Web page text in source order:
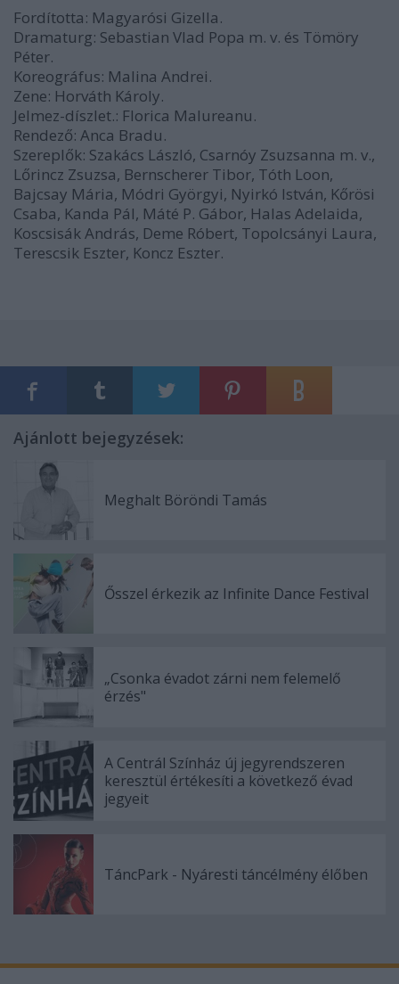
Fordította: Magyarósi Gizella.
Dramaturg: Sebastian Vlad Popa m. v. és Tömöry
Péter.
Koreográfus: Malina Andrei.
Zene: Horváth Károly.
Jelmez-díszlet.: Florica Malureanu.
Rendező: Anca Bradu.
Szereplők: Szakács László, Csarnóy Zsuzsanna m. v.,
Lőrincz Zsuzsa, Bernscherer Tibor, Tóth Loon,
Bajcsay Mária, Módri Györgyi, Nyirkó István, Kőrösi
Csaba, Kanda Pál, Máté P. Gábor, Halas Adelaida,
Koscsisák András, Deme Róbert, Topolcsányi Laura,
Terescsik Eszter, Koncz Eszter.
Ajánlott bejegyzések:
Meghalt Böröndi Tamás
Ősszel érkezik az Infinite Dance Festival
„Csonka évadot zárni nem felemelő
érzés"
A Centrál Színház új jegyrendszeren
keresztül értékesíti a következő évad
jegyeit
TáncPark - Nyáresti táncélmény élőben